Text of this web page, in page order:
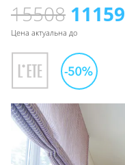
15508 11159
Цена актуальна до